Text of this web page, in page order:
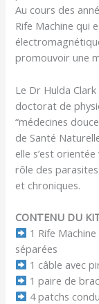
Au cours des
Rife Machine qui
promouvoir une
Le Dr Hulda
doctorat de
“médecines
de Santé
elle s’est
rôle des
et chroniques.
CONTENU DU
1 Rife
séparées
1 câble avec
1 paire de
4 patchs